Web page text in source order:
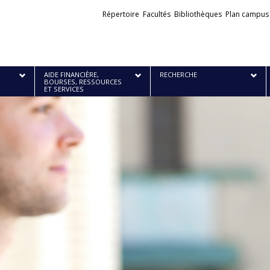
Liens
Répertoire Facultés Bibliothèques Plan campus
AIDE FINANCIÈRE,
BOURSES, RESSOURCES
ET SERVICES
RECHERCHE